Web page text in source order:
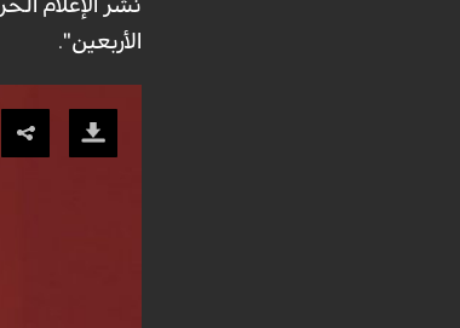
نشر الإعلام
الأربعين".